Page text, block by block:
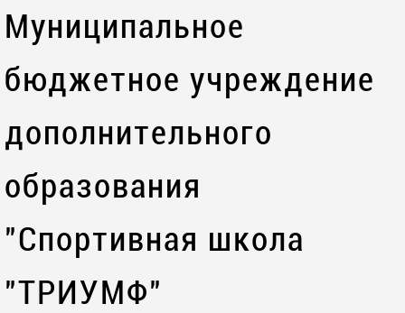
Муниципальное
бюджетное учреждение
дополнительного
образования
"Спортивная школа
"ТРИУМФ"